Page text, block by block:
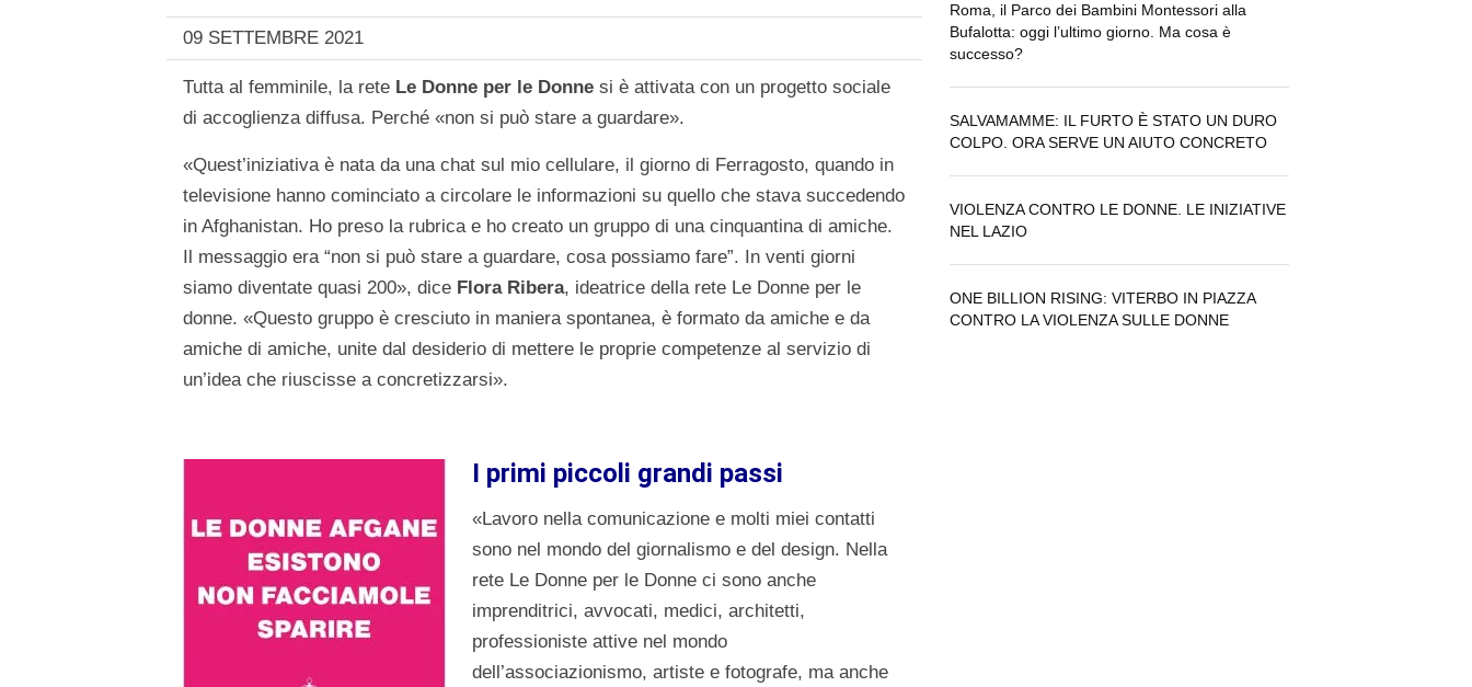
09 SETTEMBRE 2021
Tutta al femminile, la rete Le Donne per le Donne si è attivata con un progetto sociale
di accoglienza diffusa. Perché «non si può stare a guardare».
«Quest’iniziativa è nata da una chat sul mio cellulare, il giorno di Ferragosto, quando in
televisione hanno cominciato a circolare le informazioni su quello che stava succedendo
in Afghanistan. Ho preso la rubrica e ho creato un gruppo di una cinquantina di amiche.
Il messaggio era “non si può stare a guardare, cosa possiamo fare”. In venti giorni
siamo diventate quasi 200», dice Flora Ribera, ideatrice della rete Le Donne per le
donne. «Questo gruppo è cresciuto in maniera spontanea, è formato da amiche e da
amiche di amiche, unite dal desiderio di mettere le proprie competenze al servizio di
un’idea che riuscisse a concretizzarsi».
I primi piccoli grandi passi
«Lavoro nella comunicazione e molti miei contatti
sono nel mondo del giornalismo e del design. Nella
rete Le Donne per le Donne ci sono anche
imprenditrici, avvocati, medici, architetti,
professioniste attive nel mondo
dell’associazionismo, artiste e fotografe, ma anche
Roma, il Parco dei Bambini Montessori alla
Bufalotta: oggi l’ultimo giorno. Ma cosa è
successo?
SALVAMAMME: IL FURTO È STATO UN DURO
COLPO. ORA SERVE UN AIUTO CONCRETO
VIOLENZA CONTRO LE DONNE. LE INIZIATIVE
NEL LAZIO
ONE BILLION RISING: VITERBO IN PIAZZA
CONTRO LA VIOLENZA SULLE DONNE